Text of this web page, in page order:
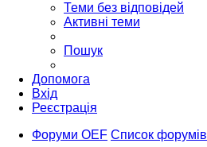
Теми без відповідей
Активні теми
Пошук
Допомога
Вхід
Реєстрація
Форуми OEF Список форумів